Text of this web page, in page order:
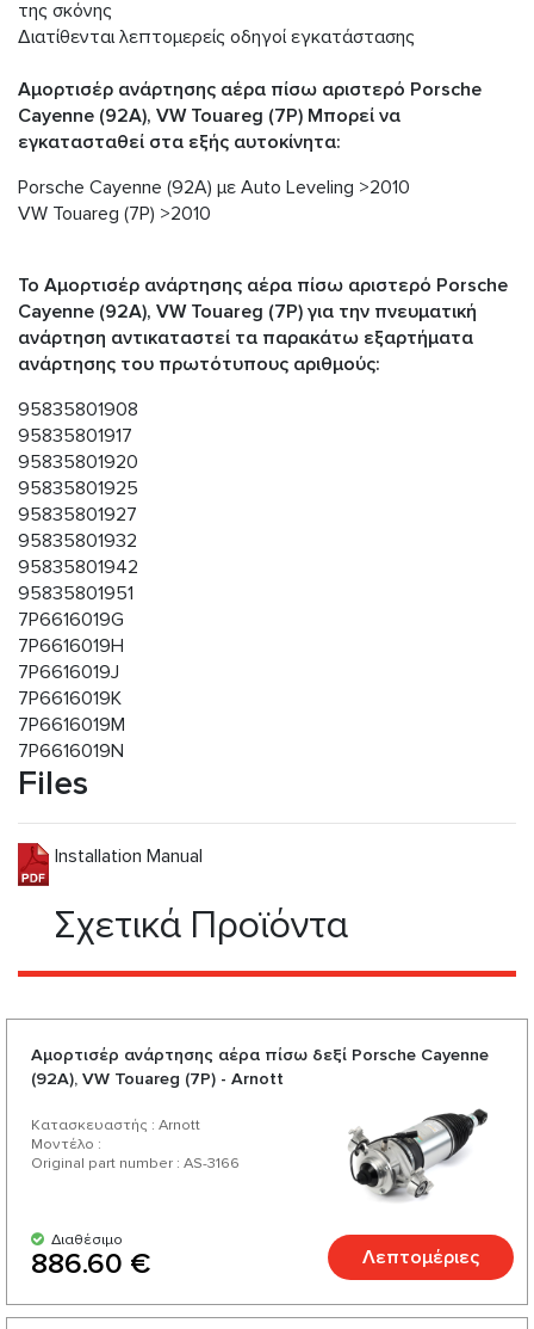
της σκόνης
Διατίθενται λεπτομερείς οδηγοί εγκατάστασης
Αμορτισέρ ανάρτησης αέρα πίσω αριστερό Porsche
Cayenne (92A), VW Touareg (7P) Μπορεί να
εγκατασταθεί στα εξής αυτοκίνητα:
Porsche Cayenne (92A) με Auto Leveling >2010
VW Touareg (7P) >2010
Το Αμορτισέρ ανάρτησης αέρα πίσω αριστερό Porsche
Cayenne (92A), VW Touareg (7P) για την πνευματική
ανάρτηση αντικαταστεί τα παρακάτω εξαρτήματα
ανάρτησης του πρωτότυπους αριθμούς:
95835801908
95835801917
95835801920
95835801925
95835801927
95835801932
95835801942
95835801951
7P6616019G
7P6616019H
7P6616019J
7P6616019K
7P6616019M
7P6616019N
Files
Installation Manual
Σχετικά Προϊόντα
Αμορτισέρ ανάρτησης αέρα πίσω δεξί Porsche Cayenne
(92A), VW Touareg (7P) - Arnott
Κατασκευαστής : Arnott
Μοντέλο :
Original part number : AS-3166
Διαθέσιμο
886.60 € Λεπτομέριες